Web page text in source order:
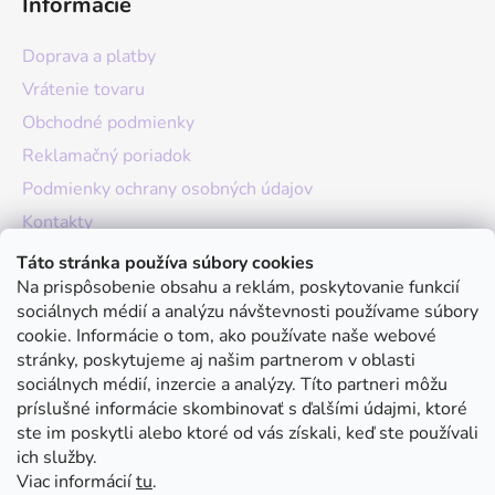
Táto stránka používa súbory cookies
Na prispôsobenie obsahu a reklám, poskytovanie funkcií
sociálnych médií a analýzu návštevnosti používame súbory
cookie. Informácie o tom, ako používate naše webové
stránky, poskytujeme aj našim partnerom v oblasti
sociálnych médií, inzercie a analýzy. Títo partneri môžu
príslušné informácie skombinovať s ďalšími údajmi, ktoré
ste im poskytli alebo ktoré od vás získali, keď ste používali
ich služby.
Viac informáciítu.
Doprava a platby
Vrátenie tovaru
Obchodné podmienky
Reklamačný poriadok
Podmienky ochrany osobných údajov
Kontakty
O nás
Hodnotenie obchodu
Moja objednávka
Instagram